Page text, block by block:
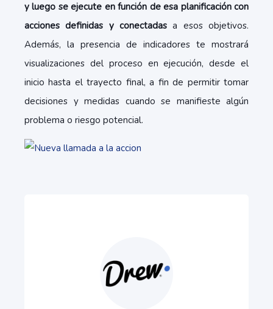
y luego se ejecute en función de esa planificación con
acciones definidas y conectadas a esos objetivos.
Además, la presencia de indicadores te mostrará
visualizaciones del proceso en ejecución, desde el
inicio hasta el trayecto final, a fin de permitir tomar
decisiones y medidas cuando se manifieste algún
problema o riesgo potencial.